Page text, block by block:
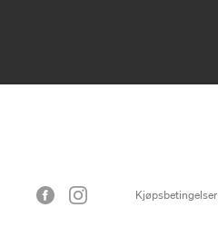
Kjøpsbetingelser